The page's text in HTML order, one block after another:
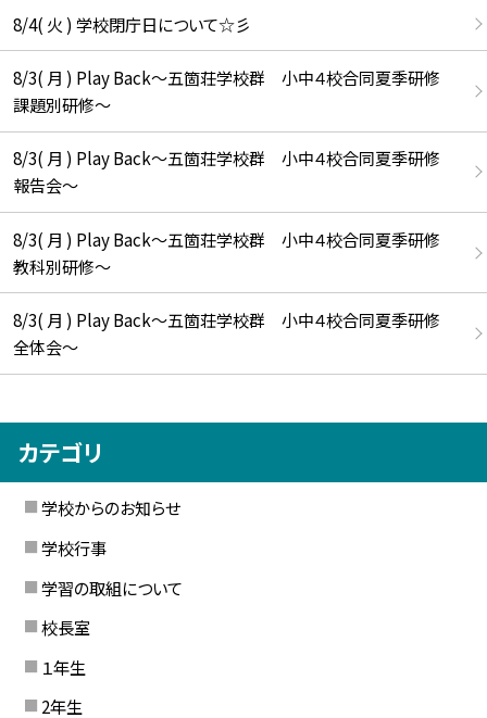
8/4( 火 ) 学校閉庁日について☆彡
8/3( 月 ) Play Back～五箇荘学校群 小中４校合同夏季研修
課題別研修～
8/3( 月 ) Play Back～五箇荘学校群 小中４校合同夏季研修
報告会～
8/3( 月 ) Play Back～五箇荘学校群 小中４校合同夏季研修
教科別研修～
8/3( 月 ) Play Back～五箇荘学校群 小中４校合同夏季研修
全体会～
カテゴリ
学校からのお知らせ
学校行事
学習の取組について
校長室
１年生
2年生